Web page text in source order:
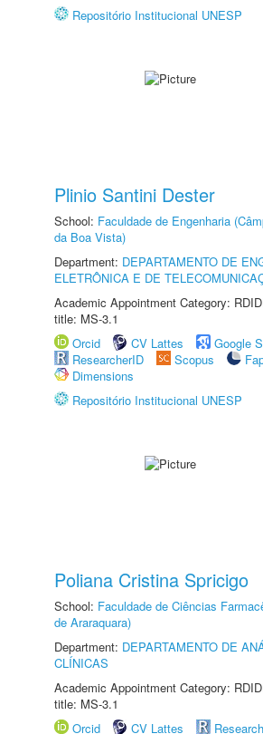
Repositório Institucional UNESP
Plinio Santini Dester
School: Faculdade de Engenharia
da Boa Vista)
Department: DEPARTAMENTO DE
ELETRÔNICA E DE
Academic Appointment Category:
title: MS-3.1
Orcid
CV Lattes
Google
ResearcherID
Scopus
Dimensions
Repositório Institucional UNESP
Poliana Cristina Spricigo
School: Faculdade de Ciências
de Araraquara)
Department: DEPARTAMENTO DE
CLÍNICAS
Academic Appointment Category:
title: MS-3.1
Orcid
CV Lattes